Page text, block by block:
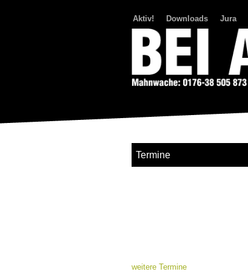
Aktiv! Downloads Jura
Termine
weitere Termine